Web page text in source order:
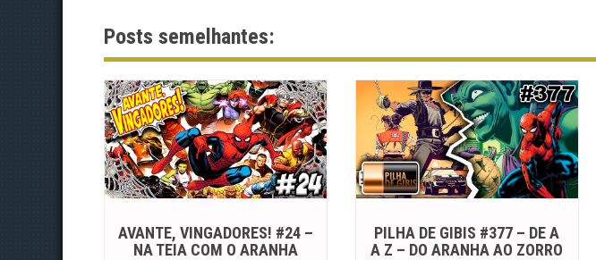
Posts semelhantes:
AVANTE, VINGADORES! #24 –
NA TEIA COM O ARANHA
PILHA DE GIBIS #377 – DE A
A Z – DO ARANHA AO ZORRO